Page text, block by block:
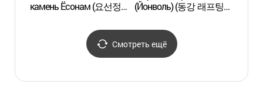
камень Ёсонам (요선정·
(Йонволь) (동강 래프팅
Смотреть ещё